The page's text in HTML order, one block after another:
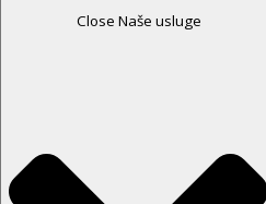
Close Naše usluge